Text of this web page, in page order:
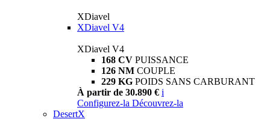
XDiavel
XDiavel V4
XDiavel V4
168 CV PUISSANCE
126 NM COUPLE
229 KG POIDS SANS CARBURANT
À partir de 30.890 € i
Configurez-la Découvrez-la
DesertX